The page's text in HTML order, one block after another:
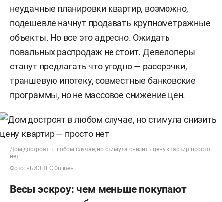
неудачные планировки квартир, возможно,
подешевле начнут продавать крупнометражные
объекты. Но все это адресно. Ожидать
повальных распродаж не стоит. Девелоперы
станут предлагать что угодно — рассрочки,
траншевую ипотеку, совместные банковские
программы, но не массовое снижение цен.
Дом достроят в любом случае, но стимула снизить цену квартир просто
нет
Фото: «БИЗНЕС Online»
Весы эскроу: чем меньше покупают